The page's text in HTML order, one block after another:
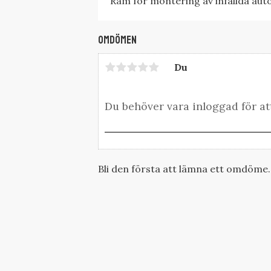
Omdömen
Du
Bli den första att lämna ett omdöme.